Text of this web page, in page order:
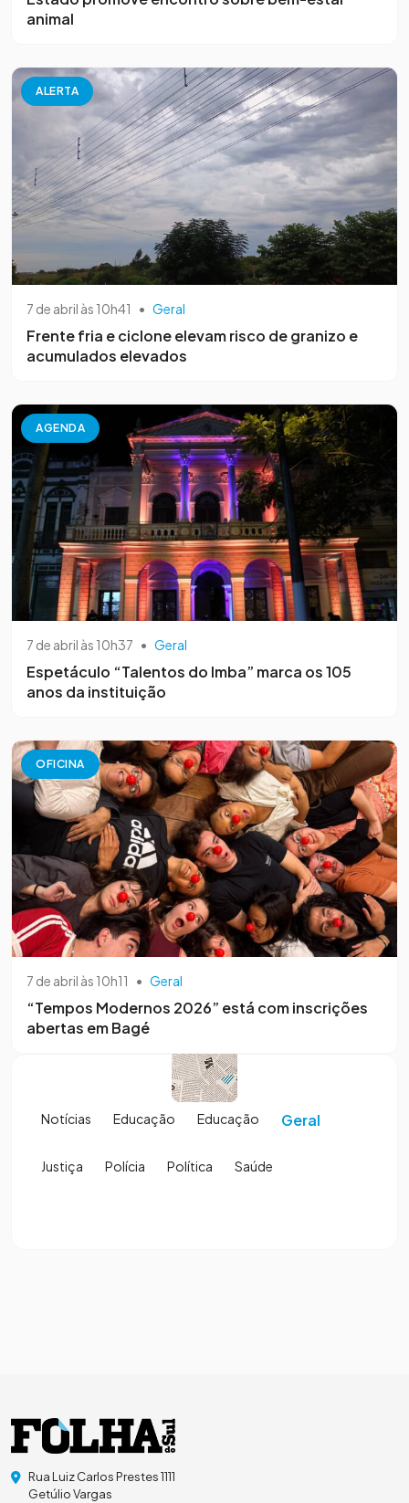
animal
ALERTA
7 de abril às 10h41 • Geral
Frente fria e ciclone elevam risco de granizo e
acumulados elevados
AGENDA
7 de abril às 10h37 • Geral
Espetáculo “Talentos do Imba” marca os 105
anos da instituição
OFICINA
7 de abril às 10h11 • Geral
“Tempos Modernos 2026” está com inscrições
abertas em Bagé
Notícias Educação Educação Geral
Justiça Polícia Política Saúde
Rua Luiz Carlos Prestes 1111
Getúlio Vargas